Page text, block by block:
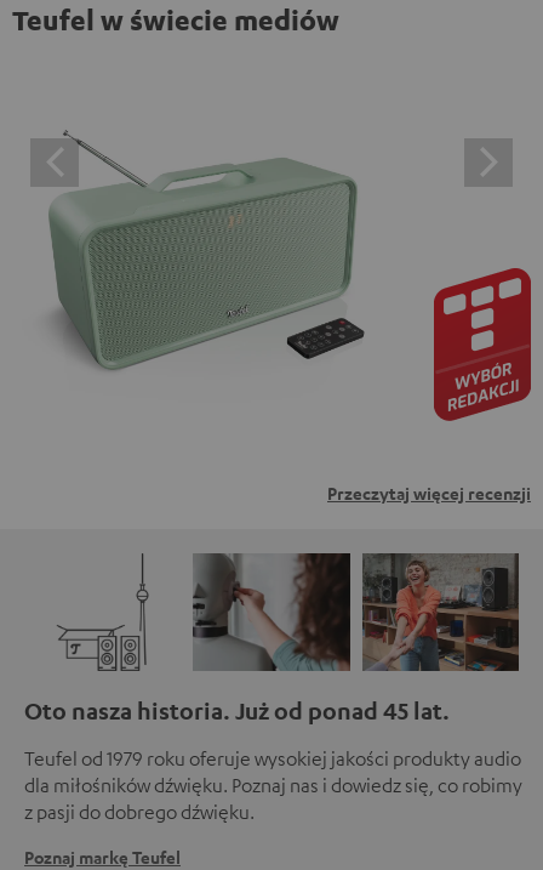
Zawsze wyświetlać treści zewnętrzne? Włącz tę opcję w ustawieniach
tutaj za pomocą jednego kliknięcia. Kliknięcie na treść
oznacza wyrażenie zgody na wyświetlanie treści
zewnętrznych. Oznacza to, że dane osobowe mogą być
przesyłane do platform osób trzecich. Więcej informacji
na ten temat można znaleźć w naszej polityce
prywatności.
Teufel w świecie mediów
Przeczytaj więcej recenzji
Oto nasza historia. Już od ponad 45 lat.
Teufel od 1979 roku oferuje wysokiej jakości produkty audio
dla miłośników dźwięku. Poznaj nas i dowiedz się, co robimy
z pasji do dobrego dźwięku.
Poznaj markę Teufel